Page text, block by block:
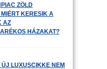
ZÖLD
KERESIK A
AZ
HÁZAKAT?
LUXUSCIKKE NEM